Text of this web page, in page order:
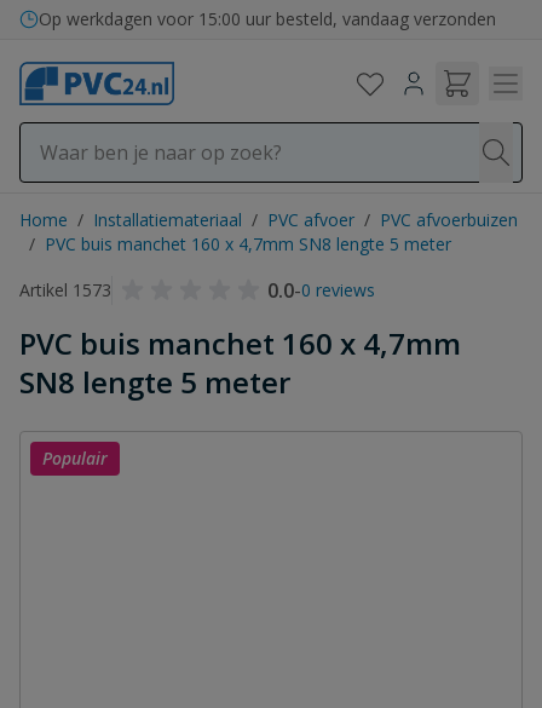
Ga naar de inhoud
Op werkdagen voor 15:00 uur besteld, vandaag verzonden
Home / Installatiemateriaal / PVC afvoer / PVC afvoerbuizen
/ PVC buis manchet 160 x 4,7mm SN8 lengte 5 meter
Artikel 1573
0.0-0 reviews
PVC buis manchet 160 x 4,7mm
SN8 lengte 5 meter
Populair